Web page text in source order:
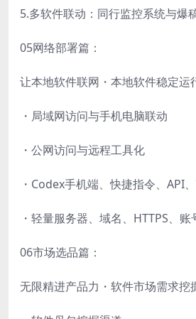
5.多软件联动：同行监控系统与爆
05网络部署篇：
让本地软件联网・本地软件稳定运
・局域网访问与手机电脑联动
・公网访问与远程工具化
・Codex手机端、快捷指令、API
・轻量服务器、域名、HTTPS、
06市场选品篇：
无限精进产品力・软件市场需求挖